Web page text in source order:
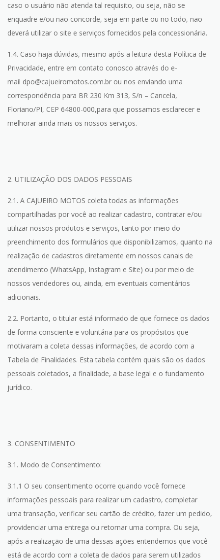
caso o usuário não atenda tal requisito, ou seja, não se
enquadre e/ou não concorde, seja em parte ou no todo, não
deverá utilizar o site e serviços fornecidos pela concessionária.
1.4. Caso haja dúvidas, mesmo após a leitura desta Política de
Privacidade, entre em contato conosco através do e-
mail dpo@cajueiromotos.com.br ou nos enviando uma
correspondência para BR 230 Km 313, S/n – Cancela,
Floriano/PI, CEP 64800-000,para que possamos esclarecer e
melhorar ainda mais os nossos serviços.
2. UTILIZAÇÃO DOS DADOS PESSOAIS
2.1. A CAJUEIRO MOTOS coleta todas as informações
compartilhadas por você ao realizar cadastro, contratar e/ou
utilizar nossos produtos e serviços, tanto por meio do
preenchimento dos formulários que disponibilizamos, quanto na
realização de cadastros diretamente em nossos canais de
atendimento (WhatsApp, Instagram e Site) ou por meio de
nossos vendedores ou, ainda, em eventuais comentários
adicionais.
2.2. Portanto, o titular está informado de que fornece os dados
de forma consciente e voluntária para os propósitos que
motivaram a coleta dessas informações, de acordo com a
Tabela de Finalidades. Esta tabela contém quais são os dados
pessoais coletados, a finalidade, a base legal e o fundamento
jurídico.
3. CONSENTIMENTO
3.1. Modo de Consentimento:
3.1.1 O seu consentimento ocorre quando você fornece
informações pessoais para realizar um cadastro, completar
uma transação, verificar seu cartão de crédito, fazer um pedido,
providenciar uma entrega ou retornar uma compra. Ou seja,
após a realização de uma dessas ações entendemos que você
está de acordo com a coleta de dados para serem utilizados